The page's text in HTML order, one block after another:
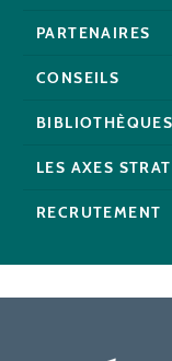
PARTENAIRES
CONSEILS
BIBLIOTHÈQUES
LES AXES
RECRUTEMENT